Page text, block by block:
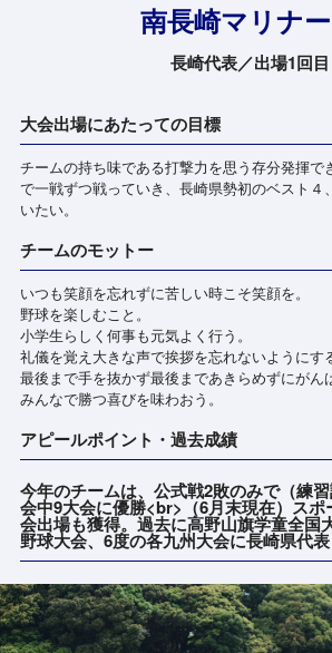
南長崎マリナ
長崎代表／出場1回目
大会出場にあたっての目標
チームの持ち味である打撃力を思う存分発揮で
で一戦ずつ戦っていき、長崎県勢初のベスト４
いたい。
チームのモットー
いつも笑顔を忘れずに苦しい時こそ笑顔を。
野球を楽しむこと。
小学生らしく何事も元気よく行う。
礼儀を覚え大きな声で挨拶を忘れないようにす
最後まで手を抜かず最後まであきらめずにがん
みんなで勝つ喜びを味わおう。
アピールポイント・過去成績
今年のチームは、公式戦2敗のみで（練
会中9大会に優勝<br>（6月末現在）ス
会出場も獲得。過去に高野山旗学童全国
野球大会、6度の各九州大会に長崎県代